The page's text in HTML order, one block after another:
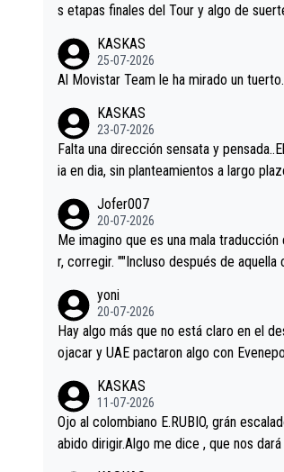
s etapas finales del Tour y algo de
KASKAS
25-07-2026
Al Movistar Team le ha mirado un tuerto.
KASKAS
23-07-2026
Falta una dirección sensata y
ia en dia, sin planteamientos a largo
a, Minguez, Velez etc etc.Me da pena
an tristes sin victorias.
Jofer007
20-07-2026
Me imagino que es una mala
r, corregir. ""Incluso después de aquella
rd permaneció pegado a su rueda.
en la que era capaz de controlar el
yoni
20-07-2026
Hay algo más que no está claro en el
ojacar y UAE pactaron algo con
casi sin pedalear, luego está el saludo
la mano de una manera muy fraternal,
oques en el hombro con que saludaba a
KASKAS
11-07-2026
Ojo al colombiano E.RUBIO, grán
abido dirigir.Algo me dice , que